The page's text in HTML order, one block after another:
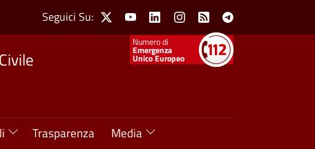
Social Menu
Seguici Su: X YoutubeLinkedinInstagram
Feed Telegram
Numeri utili
Emergenza
Unico Europeo
Trasparenza
Media